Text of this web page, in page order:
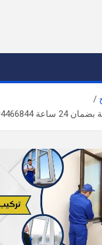
الكويت
94466844